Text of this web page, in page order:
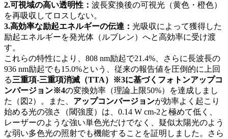
2.可視域の高い透明性： 波長変換後の可視光（黄色・橙色）
を再吸収してロスしない。
3.高効率な励起エネルギーの伝達： 光吸収によって獲得した
励起エネルギーを発光体（ルブレン）へと高効率に受け渡
す。
これらの特性により、808 nm励起で21.4%、さらに長波長の
936 nm励起でも15.0%という、従来の報告値を圧倒的に上回
る三重項-三重項消滅（TTA）※3に基づくフォトンアップコ
ンバージョン※4の変換効率（理論上限50%）を達成しまし
た（図2）。また、 アップコンバージョンが効率よく起こり
始める光の強さ（閾強度）は、0.14 W cm-2と極めて低く、
レーザーのような強い単色光だけでなく、疑似太陽光のよう
な弱い多色光の照射でも機能することを証明しました。さら